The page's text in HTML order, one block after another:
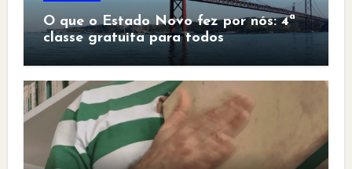
O que o Estado Novo fez por nós: 4ª
classe gratuita para todos